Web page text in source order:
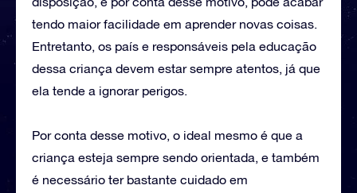
tendo maior facilidade em aprender novas coisas.
Entretanto, os país e responsáveis pela educação
dessa criança devem estar sempre atentos, já que
ela tende a ignorar perigos.
Por conta desse motivo, o ideal mesmo é que a
criança esteja sempre sendo orientada, e também
é necessário ter bastante cuidado em